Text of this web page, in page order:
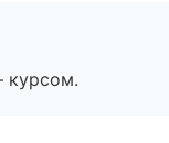
курсом.